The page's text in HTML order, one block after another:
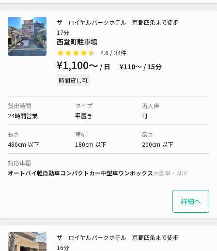
西堂町駐車場
ザ ロイヤルパークホテル 京都四条まで徒歩
17分
4.6 / 34件
¥1,100〜 / 日 ¥110〜 / 15分
時間貸し可
貸出時間
24時間営業
タイプ
平置き
再入庫
可
長さ
480cm 以下
車幅
180cm 以下
高さ
200cm 以下
対応車種
オートバイ軽自動車コンパクトカー中型車ワンボックス大型車・SUV
詳細へ
ザ ロイヤルパークホテル 京都四条まで徒歩
16分